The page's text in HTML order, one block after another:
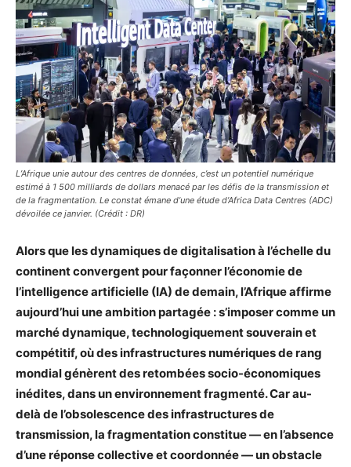
L’Afrique unie autour des centres de données, c’est un potentiel numérique
estimé à 1 500 milliards de dollars menacé par les défis de la transmission et
de la fragmentation. Le constat émane d’une étude d’Africa Data Centres (ADC)
dévoilée ce janvier. (Crédit : DR)
Alors que les dynamiques de digitalisation à l’échelle du
continent convergent pour façonner l’économie de
l’intelligence artificielle (IA) de demain, l’Afrique affirme
aujourd’hui une ambition partagée : s’imposer comme un
marché dynamique, technologiquement souverain et
compétitif, où des infrastructures numériques de rang
mondial génèrent des retombées socio-économiques
inédites, dans un environnement fragmenté. Car au-
delà de l’obsolescence des infrastructures de
transmission, la fragmentation constitue — en l’absence
d’une réponse collective et coordonnée — un obstacle